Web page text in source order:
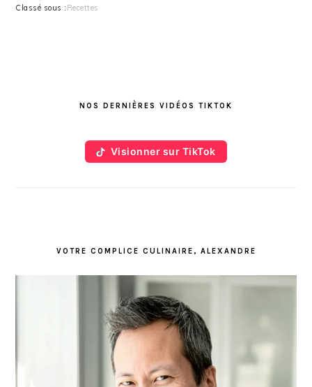
Classé sous : Recettes
PRINCIPALENOS DERNIÈRES VIDÉOS TIKTOK
Visionner sur TikTok
VOTRE COMPLICE CULINAIRE, ALEXANDRE